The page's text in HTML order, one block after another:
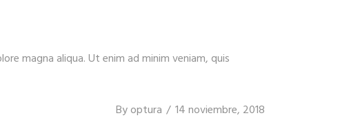
magna aliqua. Ut enim ad minim veniam, quis
Byoptura 14 noviembre, 2018